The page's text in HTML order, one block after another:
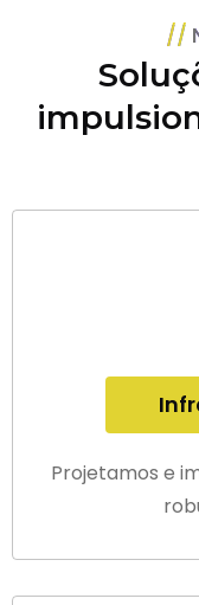
Projetamos e